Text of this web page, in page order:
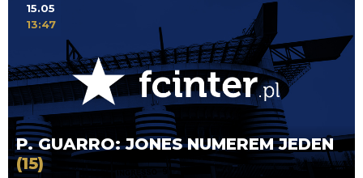
P. GUARRO: JONES NUMEREM JEDEN
(15)
15.05
13:47